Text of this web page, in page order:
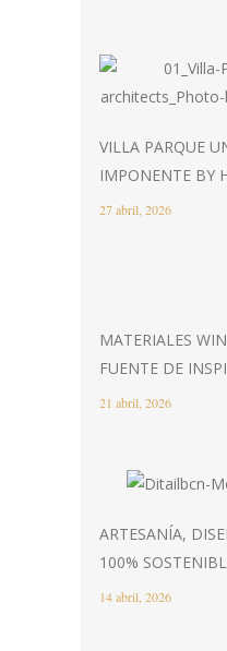
VILLA PARQUE
IMPONENTE BY
27 abril, 2026
MATERIALES
FUENTE DE
21 abril, 2026
ARTESANÍA,
100%
14 abril, 2026